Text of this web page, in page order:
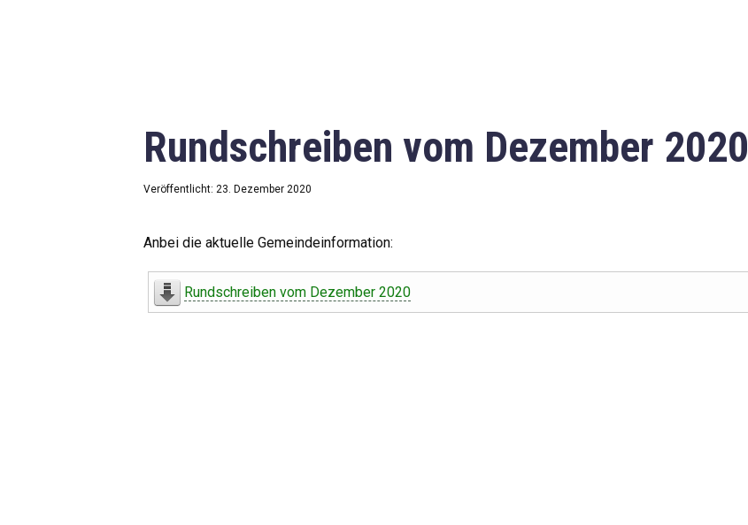
Rundschreiben vom Dezember 2020
Veröffentlicht: 23. Dezember 2020
Anbei die aktuelle Gemeindeinformation:
Rundschreiben vom Dezember 2020